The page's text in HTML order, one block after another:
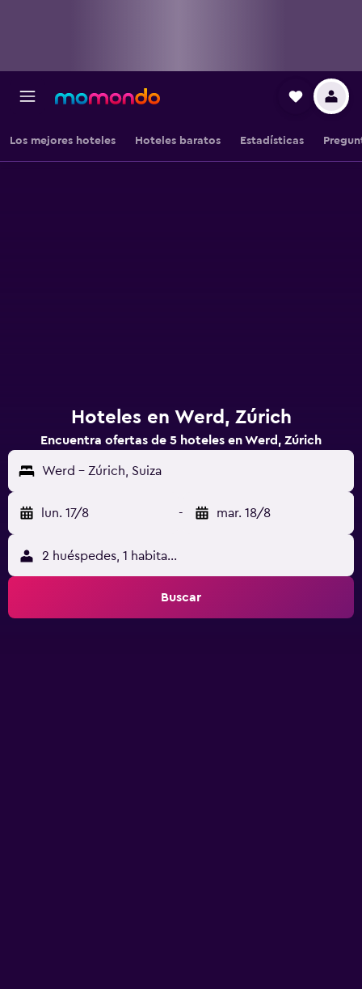
Los mejores hoteles Hoteles baratos Estadísticas
Hoteles en Werd, Zúrich
Encuentra ofertas de 5 hoteles en Werd, Zúrich
Werd - Zúrich, Suiza
lun. 17/8 - mar. 18/8
2 huéspedes, 1 habitación
Buscar